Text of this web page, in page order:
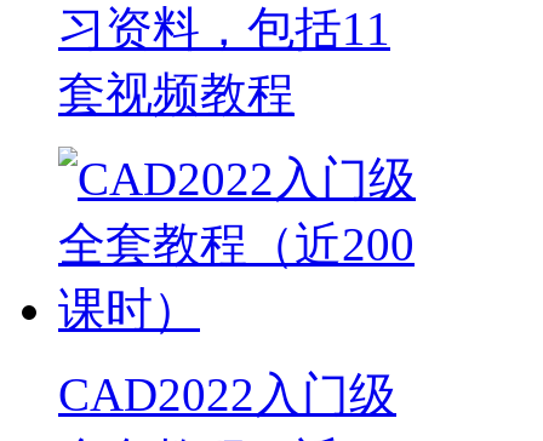
习资料，包括11
套视频教程
CAD2022入门级